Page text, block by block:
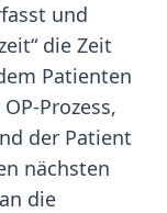
und
die Zeit
Patienten
Prozess,
der Patient
nächsten
die